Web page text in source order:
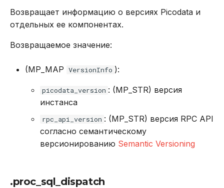
.proc_update_instance
.proc_wait_bucket_count
.proc_wait_index
.proc_wait_vclock
Возвращает информацию о версиях Picodata и
отдельных ее компонентах.
Возвращаемое значение:
(MP_MAP VersionInfo ):
picodata_version : (MP_STR) версия
инстанса
rpc_api_version : (MP_STR) версия RPC API
согласно семантическому
версионированию Semantic Versioning
.proc_sql_dispatch